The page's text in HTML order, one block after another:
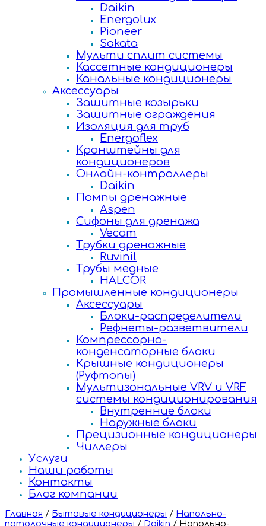
Daikin
Energolux
Pioneer
Sakata
Мульти сплит системы
Кассетные кондиционеры
Канальные кондиционеры
Аксессуары
Защитные козырьки
Защитные ограждения
Изоляция для труб
Energoflex
Кронштейны для
кондиционеров
Онлайн-контроллеры
Daikin
Помпы дренажные
Aspen
Сифоны для дренажа
Vecam
Трубки дренажные
Ruvinil
Трубы медные
HALCOR
Промышленные кондиционеры
Аксессуары
Блоки-распределители
Рефнеты-разветвители
Компрессорно-
конденсаторные блоки
Крышные кондиционеры
(Руфтопы)
Мультизональные VRV и VRF
системы кондиционирования
Внутренние блоки
Наружные блоки
Прецизионные кондиционеры
Чиллеры
Услуги
Наши работы
Контакты
Блог компании
Главная / Бытовые кондиционеры / Напольно-
потолочные кондиционеры / Daikin / Напольно-